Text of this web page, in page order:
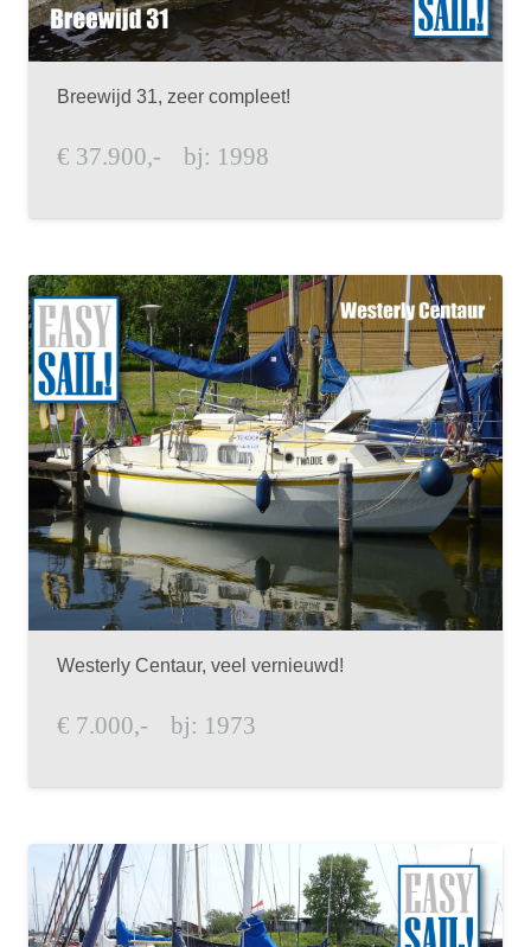
Breewijd 31, zeer compleet!
€ 37.900,- bj: 1998
Westerly Centaur, veel vernieuwd!
€ 7.000,- bj: 1973